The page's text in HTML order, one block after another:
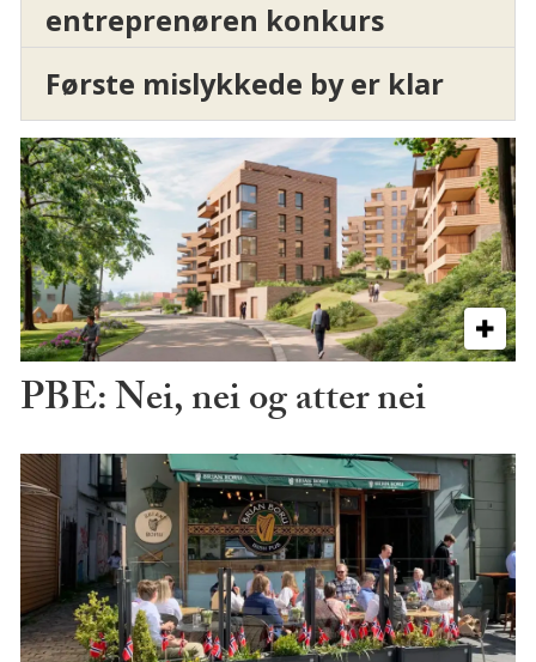
entreprenøren konkurs
Første mislykkede by er klar
PBE: Nei, nei og atter nei